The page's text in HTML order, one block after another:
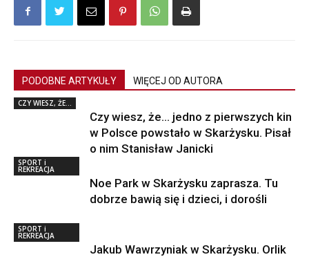
PODOBNE ARTYKUŁY WIĘCEJ OD AUTORA
CZY WIESZ, ŻE...
Czy wiesz, że… jedno z pierwszych kin
w Polsce powstało w Skarżysku. Pisał
o nim Stanisław Janicki
SPORT i
REKREACJA
Noe Park w Skarżysku zaprasza. Tu
dobrze bawią się i dzieci, i dorośli
SPORT i
REKREACJA
Jakub Wawrzyniak w Skarżysku. Orlik